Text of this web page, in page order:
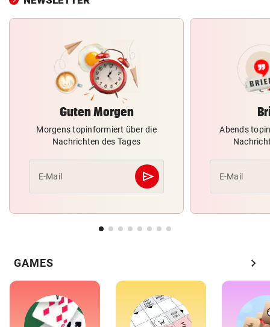
Guten Morgen
Morgens topinformiert über die
Nachrichten des Tages
E-Mail send
Abschicken
Abends
E-Mail
GAMES chevron_right